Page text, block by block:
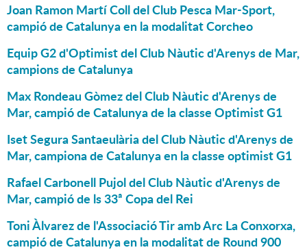
Joan Ramon Martí Coll del Club Pesca Mar-Sport,
campió de Catalunya en la modalitat Corcheo
Equip G2 d'Optimist del Club Nàutic d'Arenys de Mar,
campions de Catalunya
Max Rondeau Gòmez del Club Nàutic d'Arenys de
Mar, campió de Catalunya de la classe Optimist G1
Iset Segura Santaeulària del Club Nàutic d'Arenys de
Mar, campiona de Catalunya en la classe optimist G1
Rafael Carbonell Pujol del Club Nàutic d'Arenys de
Mar, campió de ls 33ª Copa del Rei
Toni Àlvarez de l'Associació Tir amb Arc La Conxorxa,
campió de Catalunya en la modalitat de Round 900